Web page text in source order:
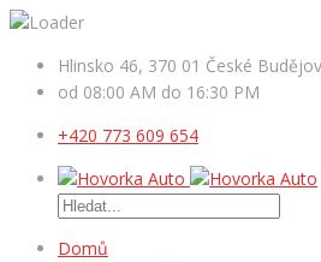
Hlinsko 46, 370 01 České
od 08:00 AM do 16:30 PM
+420 773 609 654
Domů